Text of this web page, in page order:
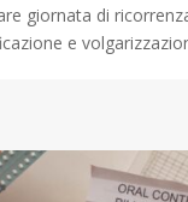
giornata di
e